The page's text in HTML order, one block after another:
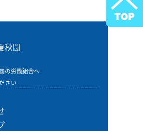
秋闘
の労働組合へ
さい